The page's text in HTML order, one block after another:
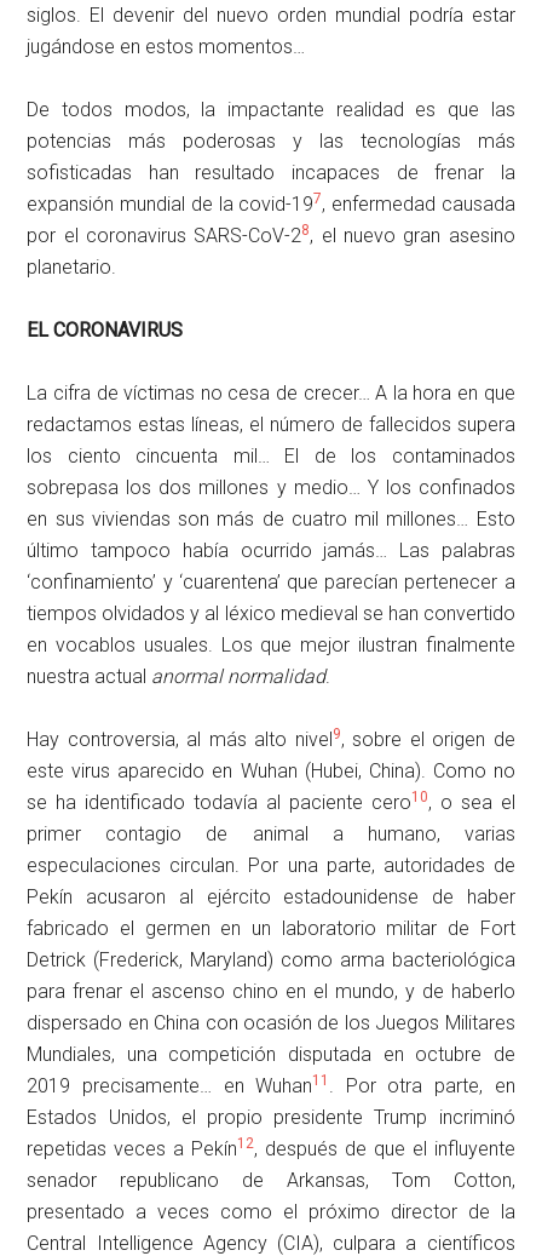
siglos. El devenir del nuevo orden mundial podría estar
jugándose en estos momentos…
De todos modos, la impactante realidad es que las
potencias más poderosas y las tecnologías más
sofisticadas han resultado incapaces de frenar la
expansión mundial de la covid-197, enfermedad causada
por el coronavirus SARS-CoV-28, el nuevo gran asesino
planetario.
EL CORONAVIRUS
La cifra de víctimas no cesa de crecer… A la hora en que
redactamos estas líneas, el número de fallecidos supera
los ciento cincuenta mil… El de los contaminados
sobrepasa los dos millones y medio… Y los confinados
en sus viviendas son más de cuatro mil millones… Esto
último tampoco había ocurrido jamás… Las palabras
‘confinamiento’ y ‘cuarentena’ que parecían pertenecer a
tiempos olvidados y al léxico medieval se han convertido
en vocablos usuales. Los que mejor ilustran finalmente
nuestra actual anormal normalidad.
Hay controversia, al más alto nivel9, sobre el origen de
este virus aparecido en Wuhan (Hubei, China). Como no
se ha identificado todavía al paciente cero10, o sea el
primer contagio de animal a humano, varias
especulaciones circulan. Por una parte, autoridades de
Pekín acusaron al ejército estadounidense de haber
fabricado el germen en un laboratorio militar de Fort
Detrick (Frederick, Maryland) como arma bacteriológica
para frenar el ascenso chino en el mundo, y de haberlo
dispersado en China con ocasión de los Juegos Militares
Mundiales, una competición disputada en octubre de
2019 precisamente… en Wuhan11 . Por otra parte, en
Estados Unidos, el propio presidente Trump incriminó
repetidas veces a Pekín12, después de que el influyente
senador republicano de Arkansas, Tom Cotton,
presentado a veces como el próximo director de la
Central Intelligence Agency (CIA), culpara a científicos